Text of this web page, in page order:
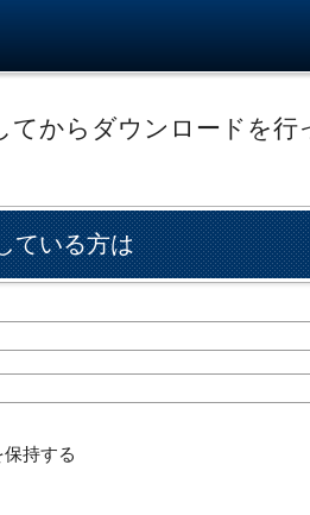
からダウンロードを行
ている方は
持する